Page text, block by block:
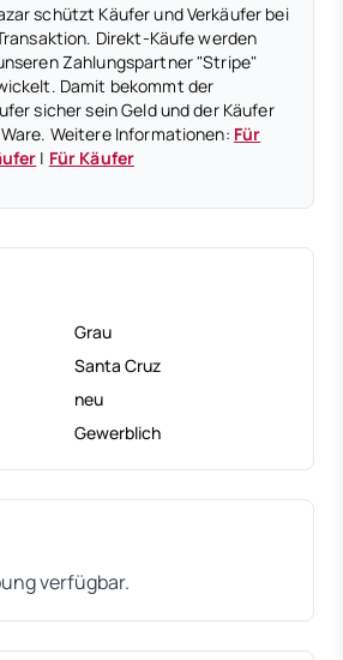
schützt Käufer und Verkäufer bei
Direkt-Käufe werden
Zahlungspartner "Stripe"
Damit bekommt der
sicher sein Geld und der Käufer
Weitere Informationen: Für
| Für Käufer
Grau
Santa Cruz
neu
Gewerblich
verfügbar.